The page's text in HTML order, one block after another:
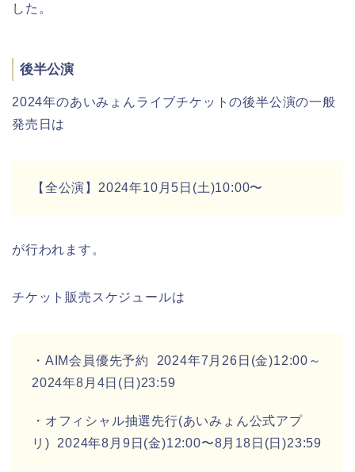
した。
後半公演
2024年のあいみょんライブチケットの後半公演の一般
発売日は
【全公演】2024年10月5日(土)10:00〜
が行われます。
チケット販売スケジュールは
・AIM会員優先予約 2024年7月26日(金)12:00～
2024年8月4日(日)23:59
・オフィシャル抽選先行(あいみょん公式アプ
リ) 2024年8月9日(金)12:00〜8月18日(日)23:59